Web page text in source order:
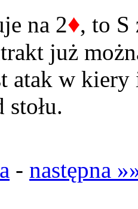
na 2♦, to S
już
atak w
stołu.
- następna